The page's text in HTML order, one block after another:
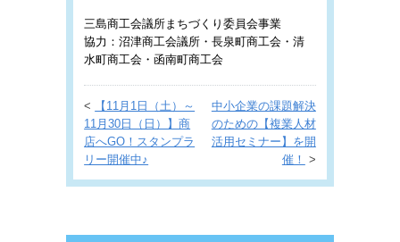
三島商工会議所まちづくり委員会事業
協力：沼津商工会議所・長泉町商工会・清
水町商工会・函南町商工会
<
【11月1日（土）～
11月30日（日）】商
店へGO！スタンプラ
リー開催中♪
中小企業の課題解決
のための【複業人材
活用セミナー】を開
催！
>